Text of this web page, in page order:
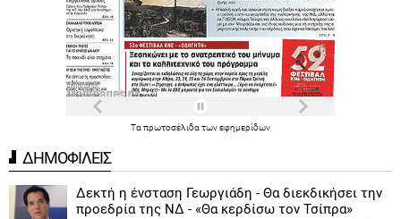
Ταπρωτοσέλιδατωνεφημερίδων
ΔΗΜΟΦΙΛΕΙΣ
Δεκτή η ένσταση Γεωργιάδη - Θα διεκδικήσει την
προεδρία της ΝΔ - «Θα κερδίσω τον Τσίπρα»